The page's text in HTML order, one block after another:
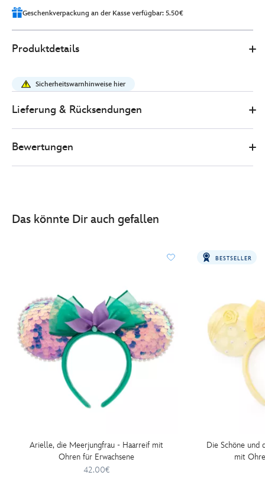
Geschenkverpackung an der Kasse verfügbar: 5.50€
42.00
koenig-
der-
loewen-
modischer-
haarreif-
erwachsene-
Produktdetails
Sicherheitswarnhinweise hier
Lieferung & Rücksendungen
Bewertungen
Das könnte Dir auch gefallen
Arielle, die Meerjungfrau - Haarreif mit
Ohren für Erwachsene
42.00€
BESTSELLER
Die Schöne und
mit